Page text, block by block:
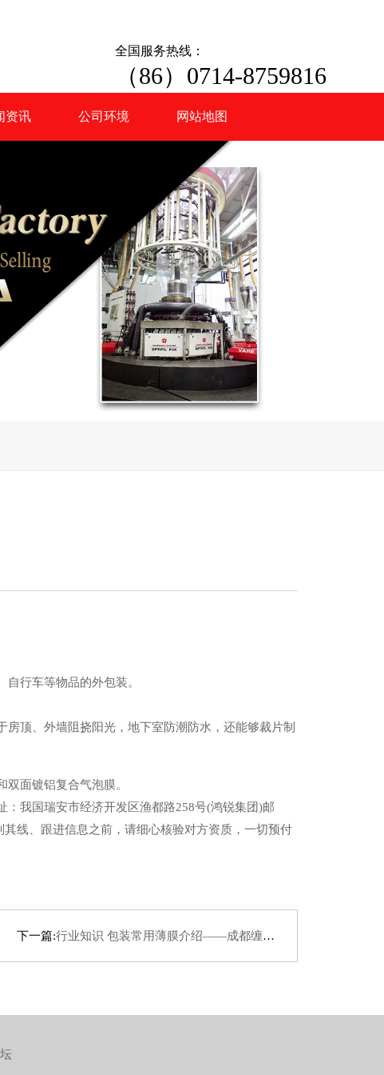
全国服务热线：
（86）0714-8759816
资讯 公司环境 网站地图
行车等物品的外包装。
顶、外墙阻挠阳光，地下室防潮防水，还能够裁片制
面镀铝复合气泡膜。
我国瑞安市经济开发区渔都路258号(鸿锐集团)邮
线、跟进信息之前，请细心核验对方资质，一切预付
下一篇:行业知识 包装常用薄膜介绍——成都缠绕膜